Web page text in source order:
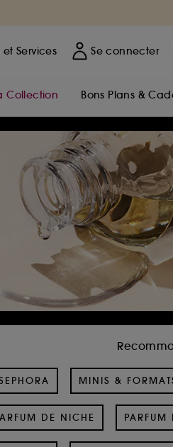
et Services Se connecter
Collection Bons Plans &
MINIS &
DE NICHE PARFUM